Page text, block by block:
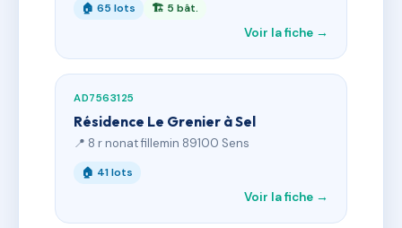
🏠 65 lots 🏗 5 bât.
Voir la fiche →
AD7563125
Résidence Le Grenier à Sel
📍 8 r nonat fillemin 89100 Sens
🏠 41 lots
Voir la fiche →